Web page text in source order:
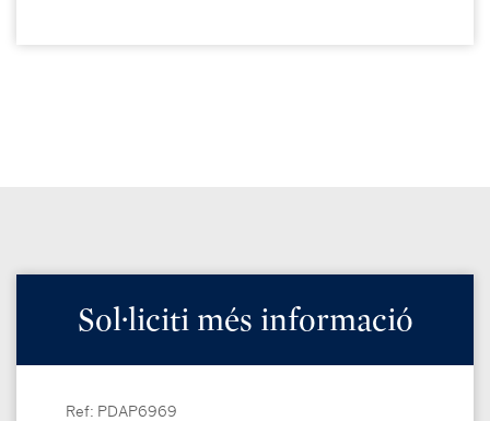
Sol·liciti més informació
Ref: PDAP6969